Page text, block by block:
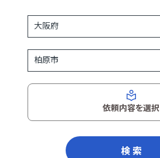
依頼内容を選択
検 索